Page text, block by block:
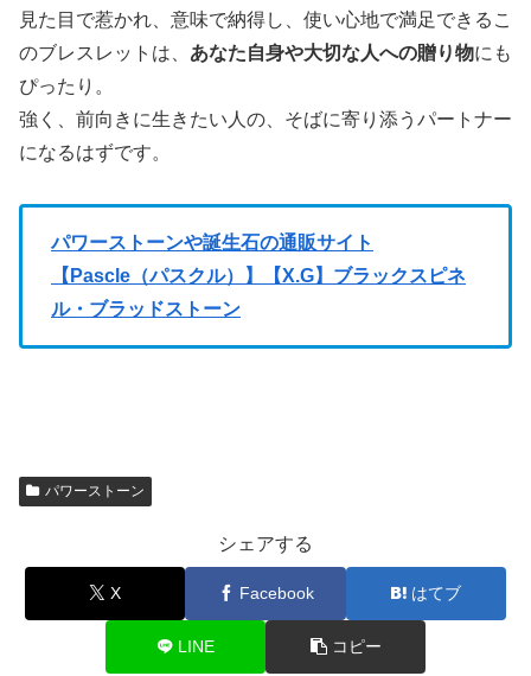
見た目で惹かれ、意味で納得し、使い心地で満足できるこ
のブレスレットは、 あなた自身や大切な人への贈り物にも
ぴったり。
強く、前向きに生きたい人の、そばに寄り添うパートナー
になるはずです。
パワーストーンや誕生石の通販サイト
【Pascle（パスクル）】【X.G】ブラックスピネ
ル・ブラッドストーン
パワーストーン
シェアする
X Facebook はてブ
LINE コピー